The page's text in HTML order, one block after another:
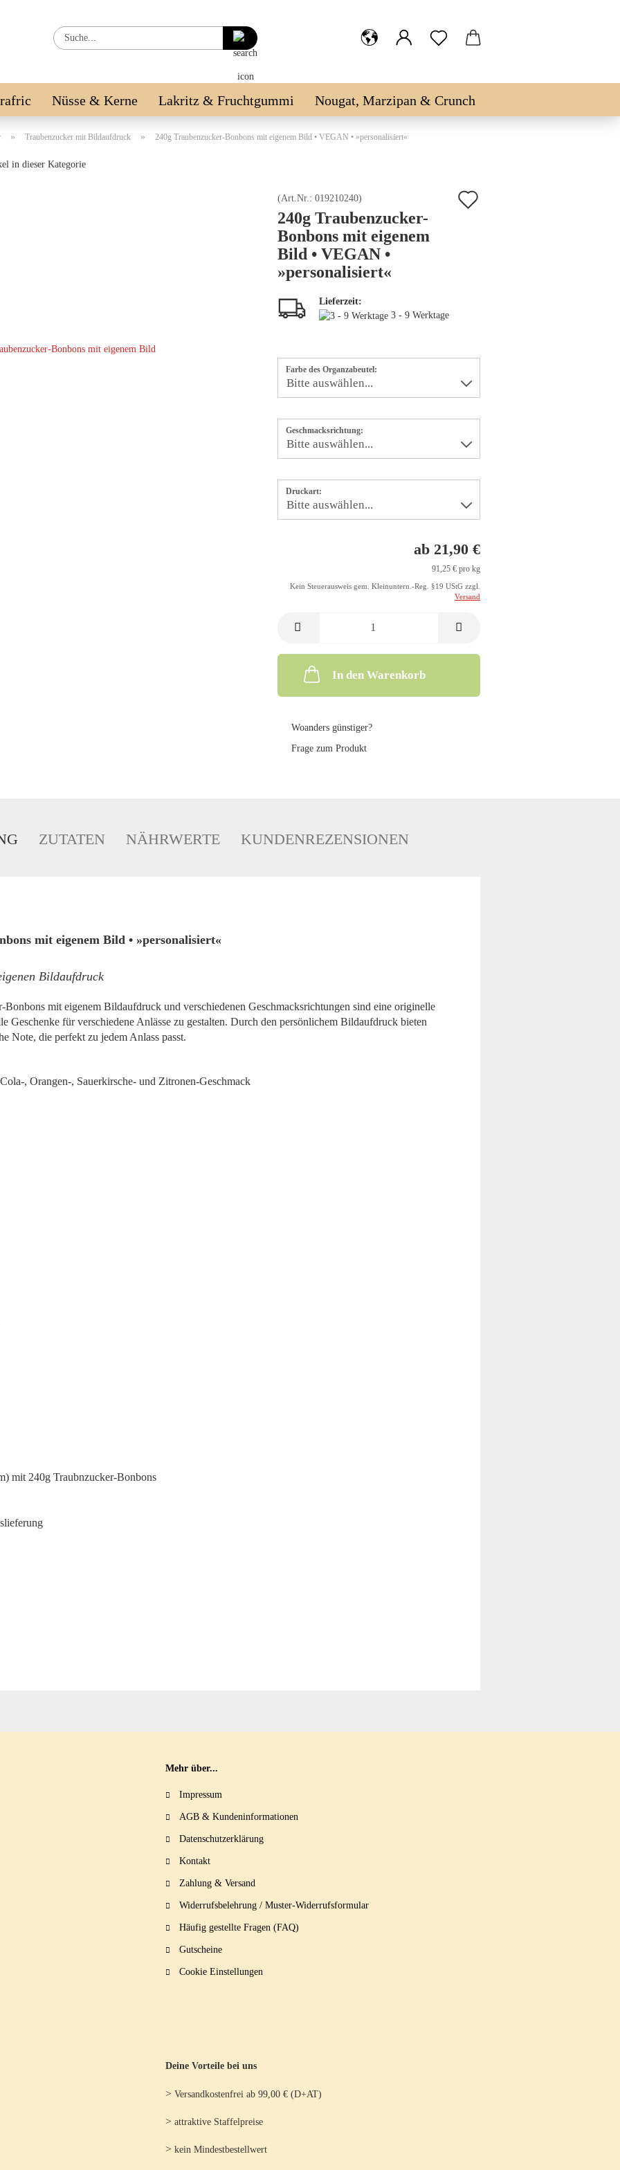
Suche...
Nüsse & Kerne Lakritz & Fruchtgummi Nougat, Marzipan & Crunch
%
» Traubenzucker mit Bildaufdruck » 240g Traubenzucker-Bonbons mit eigenem Bild • VEGAN • »personalisiert«
in dieser Kategorie
(Art.Nr.: 019210240)
240g Traubenzucker-
Bonbons mit eigenem
Bild • VEGAN •
»personalisiert«
Lieferzeit:
3 - 9 Werktage
Farbe des Organzabeutel:
Geschmacksrichtung:
Druckart:
ab 21,90 €
91,25 € pro kg
Kein Steuerausweis gem. Kleinuntern.-Reg. §19 UStG zzgl.
Versand
In den Warenkorb
Woanders günstiger?
Frage zum Produkt
ZUTATEN NÄHRWERTE KUNDENREZENSIONEN
mit eigenem Bild • »personalisiert«
Bildaufdruck
Bonbons mit eigenem Bildaufdruck und verschiedenen Geschmacksrichtungen sind eine originelle
Geschenke für verschiedene Anlässe zu gestalten. Durch den persönlichem Bildaufdruck bieten
Note, die perfekt zu jedem Anlass passt.
, Orangen-, Sauerkirsche- und Zitronen-Geschmack
mit 240g Traubnzucker-Bonbons
Mehr über...
Impressum
AGB & Kundeninformationen
Datenschutzerklärung
Kontakt
Zahlung & Versand
Widerrufsbelehrung / Muster-Widerrufsformular
Häufig gestellte Fragen (FAQ)
Gutscheine
Cookie Einstellungen
Deine Vorteile bei uns
> Versandkostenfrei ab 99,00 € (D+AT)
> attraktive Staffelpreise
> kein Mindestbestellwert